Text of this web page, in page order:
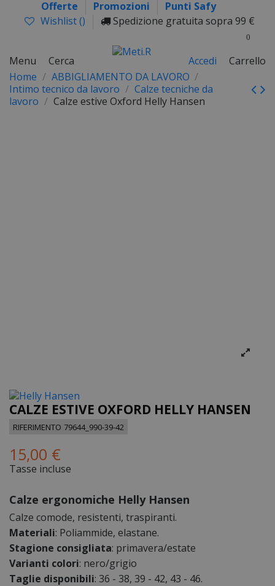
Offerte Promozioni
Punti Safy
Wishlist () Spedizione gratuita sopra 99 €
Menu Cerca Accedi
0
Carrello
Home
ABBIGLIAMENTO DA LAVORO
Intimo tecnico da lavoro
Calze tecniche da
lavoro
Calze estive Oxford Helly Hansen
CALZE ESTIVE OXFORD HELLY HANSEN
RIFERIMENTO 79644_990-39-42
15,00 €
Tasse incluse
Calze ergonomiche Helly Hansen
Calze comode, resistenti, traspiranti.
Materiali: Poliammide, elastane.
Stagione consigliata: primavera/estate
Varianti colori: nero/grigio
Taglie disponibili: 36 - 38, 39 - 42, 43 - 46.